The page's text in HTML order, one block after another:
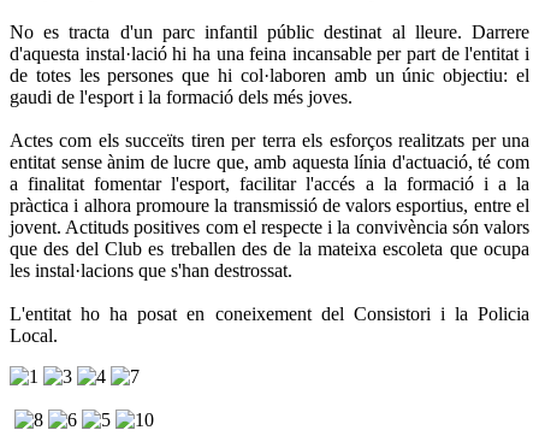
No es tracta d'un parc infantil públic destinat al lleure. Darrere
d'aquesta instal·lació hi ha una feina incansable per part de l'entitat i
de totes les persones que hi col·laboren amb un únic objectiu: el
gaudi de l'esport i la formació dels més joves.
Actes com els succeïts tiren per terra els esforços realitzats per una
entitat sense ànim de lucre que, amb aquesta línia d'actuació, té com
a finalitat fomentar l'esport, facilitar l'accés a la formació i a la
pràctica i alhora promoure la transmissió de valors esportius, entre el
jovent. Actituds positives com el respecte i la convivència són valors
que des del Club es treballen des de la mateixa escoleta que ocupa
les instal·lacions que s'han destrossat.
L'entitat ho ha posat en coneixement del Consistori i la Policia
Local.